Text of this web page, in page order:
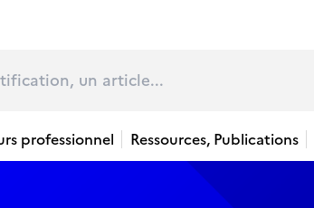
professionnel Ressources, Publications